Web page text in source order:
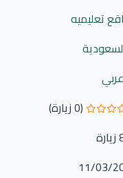
تعليميه
عربي
(0 زيارة)
11/03/